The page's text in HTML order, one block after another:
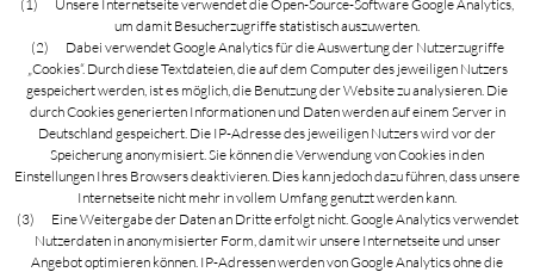
(1) Unsere Internetseite verwendet die Open-Source-Software Google Analytics,
um damit Besucherzugriffe statistisch auszuwerten.
(2) Dabei verwendet Google Analytics für die Auswertung der Nutzerzugriffe
„Cookies“. Durch diese Textdateien, die auf dem Computer des jeweiligen Nutzers
gespeichert werden, ist es möglich, die Benutzung der Website zu analysieren. Die
durch Cookies generierten Informationen und Daten werden auf einem Server in
Deutschland gespeichert. Die IP-Adresse des jeweiligen Nutzers wird vor der
Speicherung anonymisiert. Sie können die Verwendung von Cookies in den
Einstellungen Ihres Browsers deaktivieren. Dies kann jedoch dazu führen, dass unsere
Internetseite nicht mehr in vollem Umfang genutzt werden kann.
(3) Eine Weitergabe der Daten an Dritte erfolgt nicht. Google Analytics verwendet
Nutzerdaten in anonymisierter Form, damit wir unsere Internetseite und unser
Angebot optimieren können. IP-Adressen werden von Google Analytics ohne die